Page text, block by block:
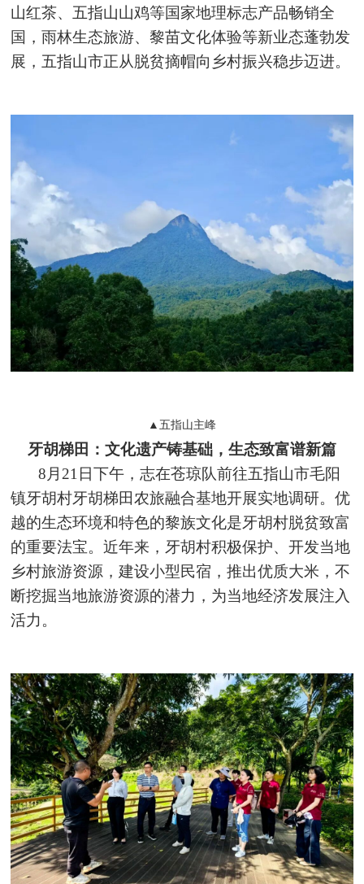
山红茶、五指山山鸡等国家地理标志产品畅销全
国，雨林生态旅游、黎苗文化体验等新业态蓬勃发
展，五指山市正从脱贫摘帽向乡村振兴稳步迈进。
▲五指山主峰
牙胡梯田：文化遗产铸基础，生态致富谱新篇
8月21日下午，志在苍琼队前往五指山市毛阳
镇牙胡村牙胡梯田农旅融合基地开展实地调研。优
越的生态环境和特色的黎族文化是牙胡村脱贫致富
的重要法宝。近年来，牙胡村积极保护、开发当地
乡村旅游资源，建设小型民宿，推出优质大米，不
断挖掘当地旅游资源的潜力，为当地经济发展注入
活力。